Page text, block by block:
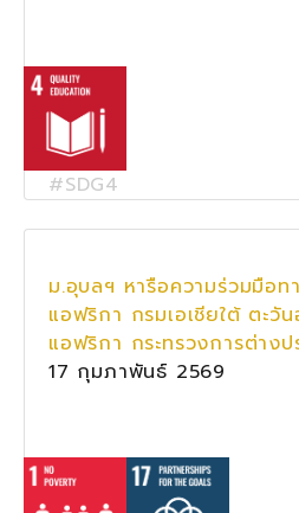
#SDG4
ม.อุบลฯ หารือความร่วมมือท
แอฟริกา กรมเอเชียใต้ ตะวั
แอฟริกา กระทรวงการต่างป
17 กุมภาพันธ์ 2569